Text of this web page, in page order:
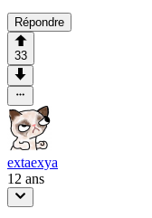
Répondre
33
extaexya
12 ans